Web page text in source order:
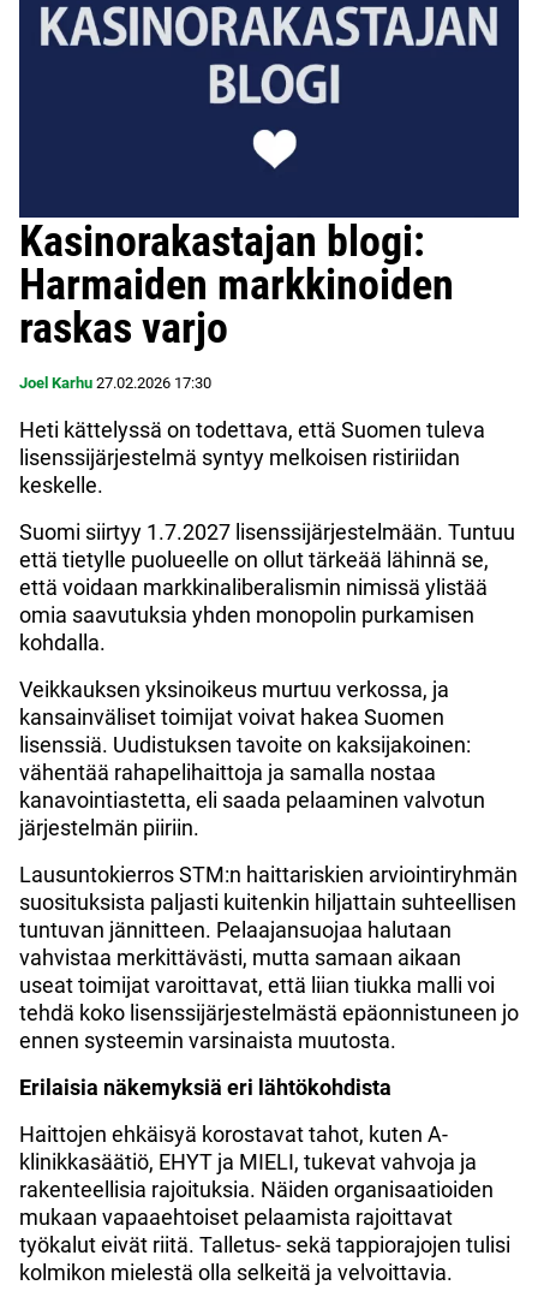
Kasinorakastajan blogi:
Harmaiden markkinoiden
raskas varjo
Joel Karhu 27.02.2026 17:30
Heti kättelyssä on todettava, että Suomen tuleva
lisenssijärjestelmä syntyy melkoisen ristiriidan
keskelle.
Suomi siirtyy 1.7.2027 lisenssijärjestelmään. Tuntuu
että tietylle puolueelle on ollut tärkeää lähinnä se,
että voidaan markkinaliberalismin nimissä ylistää
omia saavutuksia yhden monopolin purkamisen
kohdalla.
Veikkauksen yksinoikeus murtuu verkossa, ja
kansainväliset toimijat voivat hakea Suomen
lisenssiä. Uudistuksen tavoite on kaksijakoinen:
vähentää rahapelihaittoja ja samalla nostaa
kanavointiastetta, eli saada pelaaminen valvotun
järjestelmän piiriin.
Lausuntokierros STM:n haittariskien arviointiryhmän
suosituksista paljasti kuitenkin hiljattain suhteellisen
tuntuvan jännitteen. Pelaajansuojaa halutaan
vahvistaa merkittävästi, mutta samaan aikaan
useat toimijat varoittavat, että liian tiukka malli voi
tehdä koko lisenssijärjestelmästä epäonnistuneen jo
ennen systeemin varsinaista muutosta.
Erilaisia näkemyksiä eri lähtökohdista
Haittojen ehkäisyä korostavat tahot, kuten A-
klinikkasäätiö, EHYT ja MIELI, tukevat vahvoja ja
rakenteellisia rajoituksia. Näiden organisaatioiden
mukaan vapaaehtoiset pelaamista rajoittavat
työkalut eivät riitä. Talletus- sekä tappiorajojen tulisi
kolmikon mielestä olla selkeitä ja velvoittavia.